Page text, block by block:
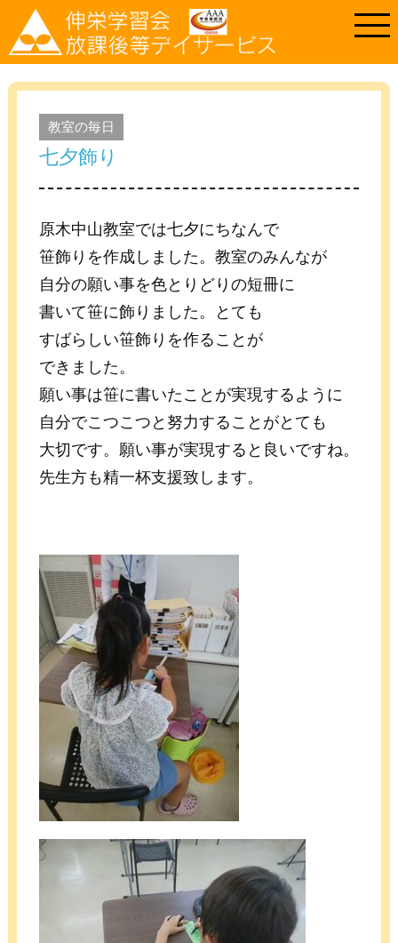
教室の毎日
七夕飾り
原木中山教室では七夕にちなんで
笹飾りを作成しました。教室のみんなが
自分の願い事を色とりどりの短冊に
書いて笹に飾りました。とても
すばらしい笹飾りを作ることが
できました。
願い事は笹に書いたことが実現するように
自分でこつこつと努力することがとても
大切です。願い事が実現すると良いですね。
先生方も精一杯支援致します。